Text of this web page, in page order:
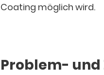
Coating möglich wird.
Problem-